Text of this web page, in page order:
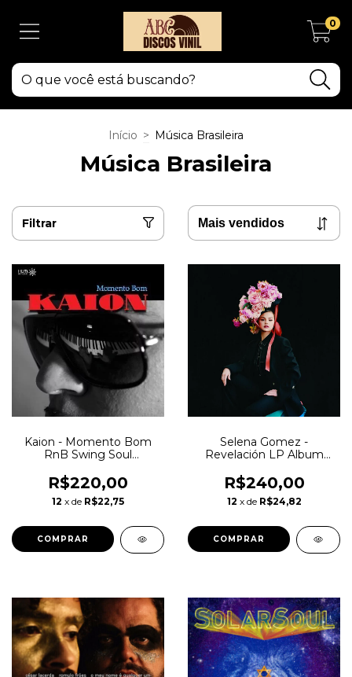
0
Início > Música Brasileira
Música Brasileira
Filtrar
Kaion - Momento Bom
RnB Swing Soul
Hop Lacrado
R$220,00
12 x de R$22,75
Selena Gomez -
Revelación LP Album
R$240,00
12 x de R$24,82